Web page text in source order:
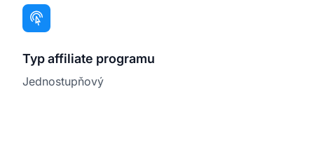
Typ affiliate programu
Jednostupňový